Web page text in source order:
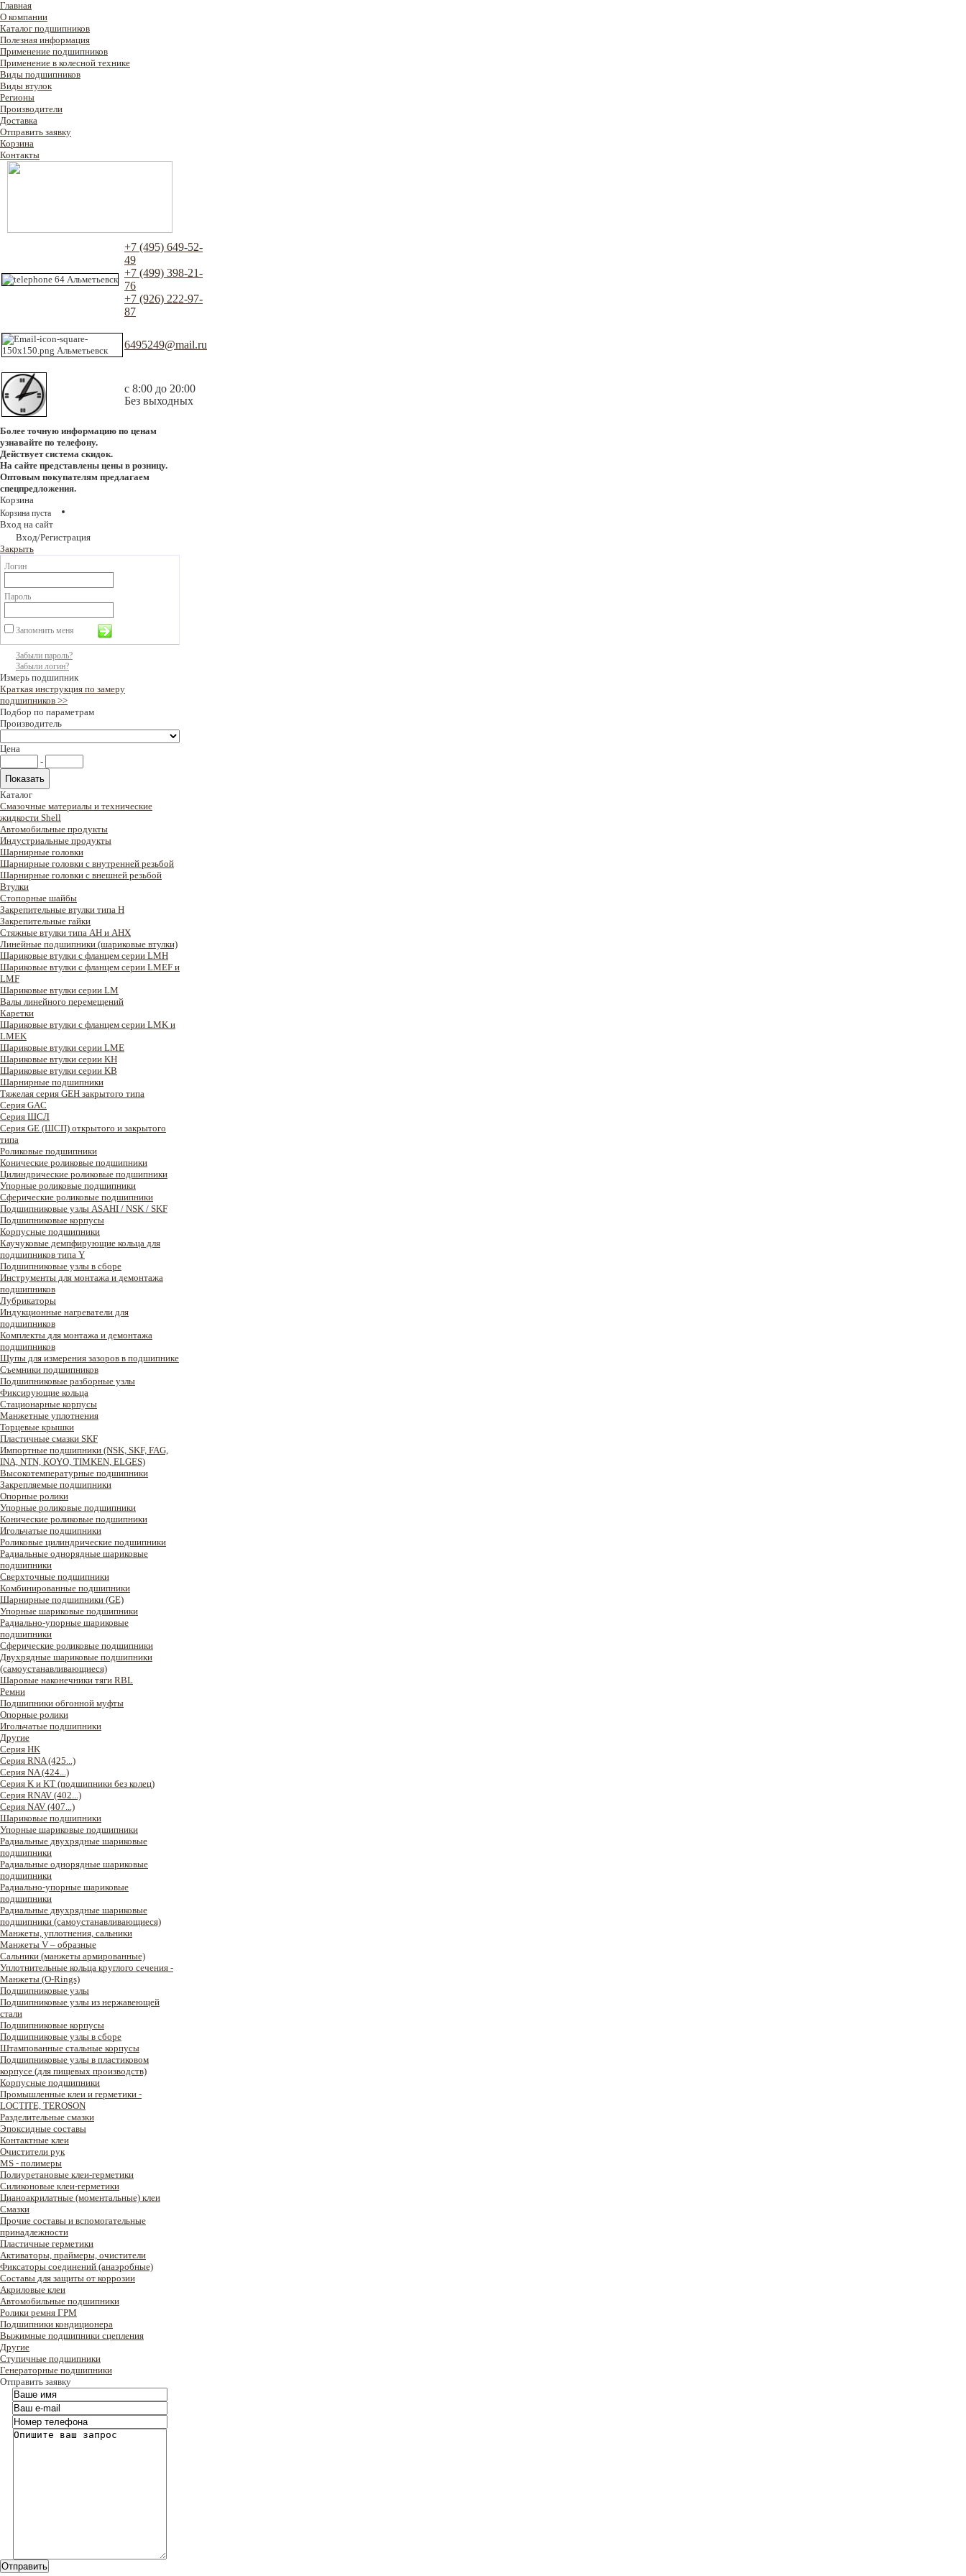
Главная
О компании
Каталог подшипников
Полезная информация
Применение подшипников
Применение в колесной технике
Виды подшипников
Виды втулок
Регионы
Производители
Доставка
Отправить заявку
Корзина
Контакты
+7 (495) 649-52-
49
+7 (499) 398-21-
76
+7 (926) 222-97-
87
6495249@mail.ru
с 8:00 до 20:00
Без выходных
Более точную информацию по ценам
узнавайте по телефону.
Действует система скидок.
На сайте представлены цены в розницу.
Оптовым покупателям предлагаем
спецпредложения.
Корзина
Корзина пуста
Вход на сайт
Вход/Регистрация
Закрыть
Логин
Пароль
Запомнить меня
Забыли пароль?
Забыли логин?
Измерь подшипник
Краткая инструкция по замеру
подшипников >>
Подбор по параметрам
Производитель
Цена
-
Каталог
Смазочные материалы и технические
жидкости Shell
Автомобильные продукты
Индустриальные продукты
Шарнирные головки
Шарнирные головки с внутренней резьбой
Шарнирные головки с внешней резьбой
Втулки
Стопорные шайбы
Закрепительные втулки типа H
Закрепительные гайки
Стяжные втулки типа AH и AHX
Линейные подшипники (шариковые втулки)
Шариковые втулки с фланцем серии LMH
Шариковые втулки с фланцем серии LMEF и
LMF
Шариковые втулки серии LM
Валы линейного перемещений
Каретки
Шариковые втулки с фланцем серии LMK и
LMEK
Шариковые втулки серии LME
Шариковые втулки серии KH
Шариковые втулки серии KB
Шарнирные подшипники
Тяжелая серия GEH закрытого типа
Серия GAC
Cерия ШСЛ
Серия GE (ШСП) открытого и закрытого
типа
Роликовые подшипники
Конические роликовые подшипники
Цилиндрические роликовые подшипники
Упорные роликовые подшипники
Сферические роликовые подшипники
Подшипниковые узлы ASAHI / NSK / SKF
Подшипниковые корпусы
Корпусные подшипники
Каучуковые демпфирующие кольца для
подшипников типа Y
Подшипниковые узлы в сборе
Инструменты для монтажа и демонтажа
подшипников
Лубрикаторы
Индукционные нагреватели для
подшипников
Комплекты для монтажа и демонтажа
подшипников
Щупы для измерения зазоров в подшипнике
Съемники подшипников
Подшипниковые разборные узлы
Фиксирующие кольца
Стационарные корпусы
Манжетные уплотнения
Торцевые крышки
Пластичные смазки SKF
Импортные подшипники (NSK, SKF, FAG,
INA, NTN, KOYO, TIMKEN, ELGES)
Высокотемпературные подшипники
Закрепляемые подшипники
Опорные ролики
Упорные роликовые подшипники
Конические роликовые подшипники
Игольчатые подшипники
Роликовые цилиндрические подшипники
Радиальные однорядные шариковые
подшипники
Сверхточные подшипники
Комбинированные подшипники
Шарнирные подшипники (GE)
Упорные шариковые подшипники
Радиально-упорные шариковые
подшипники
Сферические роликовые подшипники
Двухрядные шариковые подшипники
(самоустанавливающиеся)
Шаровые наконечники тяги RBL
Ремни
Подшипники обгонной муфты
Опорные ролики
Игольчатые подшипники
Другие
Серия HK
Серия RNA (425...)
Серия NA (424...)
Серия K и KT (подшипники без колец)
Серия RNAV (402...)
Серия NAV (407...)
Шариковые подшипники
Упорные шариковые подшипники
Радиальные двухрядные шариковые
подшипники
Радиальные однорядные шариковые
подшипники
Радиально-упорные шариковые
подшипники
Радиальные двухрядные шариковые
подшипники (самоустанавливающиеся)
Манжеты, уплотнения, сальники
Манжеты V – образные
Сальники (манжеты армированные)
Уплотнительные кольца круглого сечения -
Манжеты (O-Rings)
Подшипниковые узлы
Подшипниковые узлы из нержавеющей
стали
Подшипниковые корпусы
Подшипниковые узлы в сборе
Штампованные стальные корпусы
Подшипниковые узлы в пластиковом
корпусе (для пищевых производств)
Корпусные подшипники
Промышленные клеи и герметики -
LOCTITE, TEROSON
Разделительные смазки
Эпоксидные составы
Контактные клеи
Очистители рук
MS - полимеры
Полиуретановые клеи-герметики
Силиконовые клеи-герметики
Цианоакрилатные (моментальные) клеи
Смазки
Прочие составы и вспомогательные
принадлежности
Пластичные герметики
Активаторы, праймеры, очистители
Фиксаторы соединений (анаэробные)
Составы для защиты от коррозии
Акриловые клеи
Автомобильные подшипники
Ролики ремня ГРМ
Подшипники кондиционера
Выжимные подшипники сцепления
Другие
Ступичные подшипники
Генераторные подшипники
Отправить заявку
Отправить